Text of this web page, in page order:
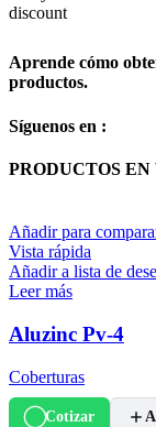
Aprende cómo
productos.
Síguenos en :
PRODUCTOS
Añadir para
Vista rápida
Añadir a lista de
Leer más
Aluzinc Pv-4
Coberturas
Cotizar